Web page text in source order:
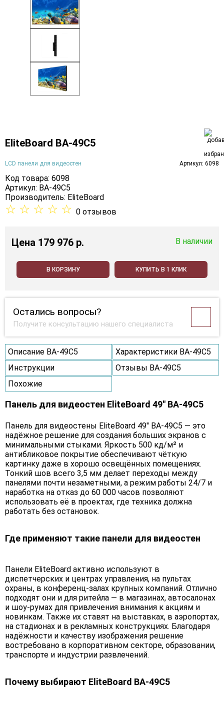
EliteBoard BA-49C5
LCD панели для видеостен Артикул: 6098
Код товара: 6098
Артикул: BA-49C5
Производитель: EliteBoard
☆ ☆ ☆ ☆ ☆ 0 отзывов
Цена 179 976 p. В наличии
В КОРЗИНУ КУПИТЬ В 1 КЛИК
Остались вопросы?
Получите консультацию нашего специалиста
Описание BA-49C5
Характеристики BA-49C5
Инструкции
Отзывы BA-49C5
Похожие
Панель для видеостен EliteBoard 49" BA-49C5
Панель для видеостены EliteBoard 49" BA-49C5 — это
надёжное решение для создания больших экранов с
минимальными стыками. Яркость 500 кд/м² и
антибликовое покрытие обеспечивают чёткую
картинку даже в хорошо освещённых помещениях.
Тонкий шов всего 3,5 мм делает переходы между
панелями почти незаметными, а режим работы 24/7 и
наработка на отказ до 60 000 часов позволяют
использовать её в проектах, где техника должна
работать без остановок.
Где применяют такие панели для видеостен
Панели EliteBoard активно используют в
диспетчерских и центрах управления, на пультах
охраны, в конференц-залах крупных компаний. Отлично
подходят они и для ритейла — в магазинах, автосалонах
и шоу-румах для привлечения внимания к акциям и
новинкам. Также их ставят на выставках, в аэропортах,
на стадионах и в рекламных конструкциях. Благодаря
надёжности и качеству изображения решение
востребовано в корпоративном секторе, образовании,
транспорте и индустрии развлечений.
Почему выбирают EliteBoard BA-49C5